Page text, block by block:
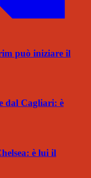
può iniziare il
dal Cagliari: è
è lui il